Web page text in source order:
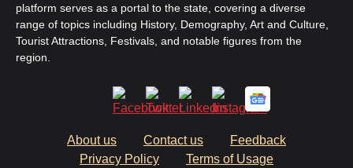
platform serves as a portal to the state, covering a diverse
range of topics including History, Demography, Art and Culture,
Tourist Attractions, Festivals, and notable figures from the
region.
About us Contact us
Feedback
Privacy Policy
Terms of Usage